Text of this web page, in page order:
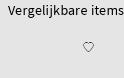
Vergelijkbare items